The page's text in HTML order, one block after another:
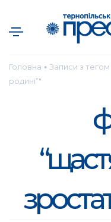
Головна ● Записи з
родині”"